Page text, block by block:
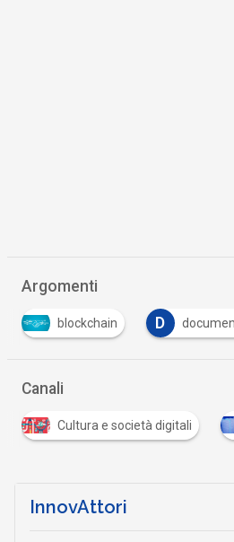
Argomenti
blockchain D
Canali
Cultura e società digitali
InnovAttori